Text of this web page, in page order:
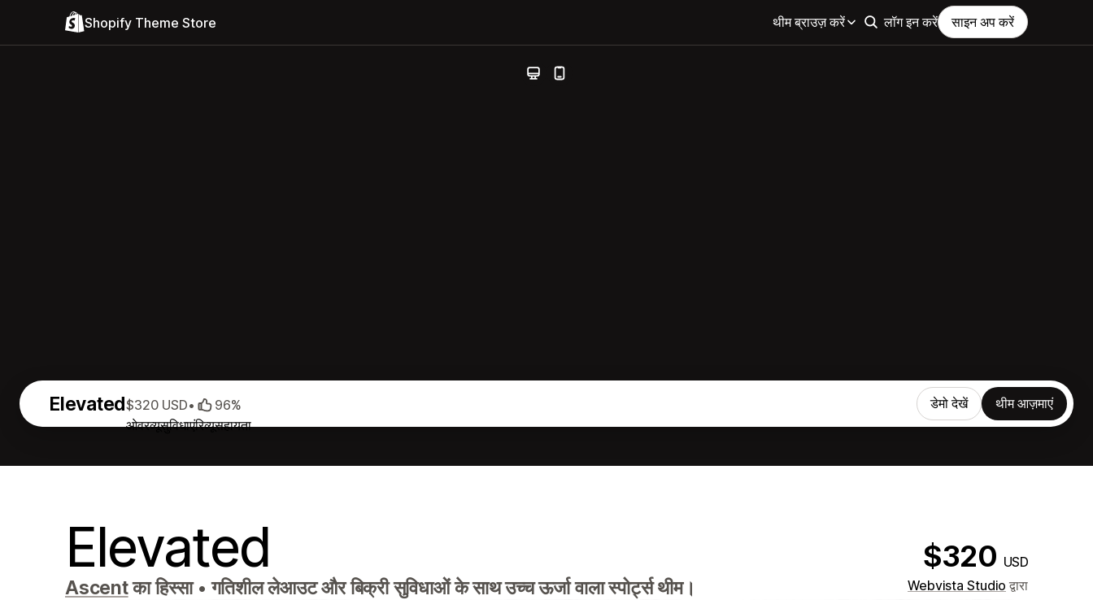
Shopify Theme Store थीम ब्राउज़ करें लॉग इन करें साइन अप करें
Elevated
ओवरव्यूसुविधाएंरिव्यूसहायता
$320 USD• 96% डेमो देखें थीम आज़माएं
Elevated $320 USD
Ascentका हिस्सा • गतिशील लेआउट और बिक्री सुविधाओं के साथ उच्च ऊर्जा वाला स्पोर्ट्स थीम। Webvista Studio द्वारा